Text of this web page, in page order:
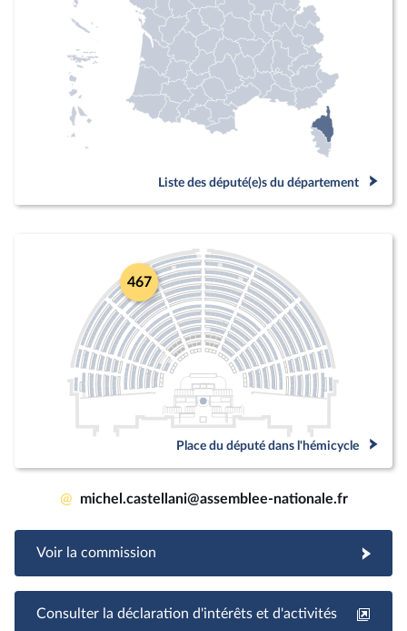
Liste des député(e)s du département
467
Place du député dans l'hémicycle
@ michel.castellani@assemblee-nationale.fr
Voir la commission
Consulter la déclaration d'intérêts et d'activités